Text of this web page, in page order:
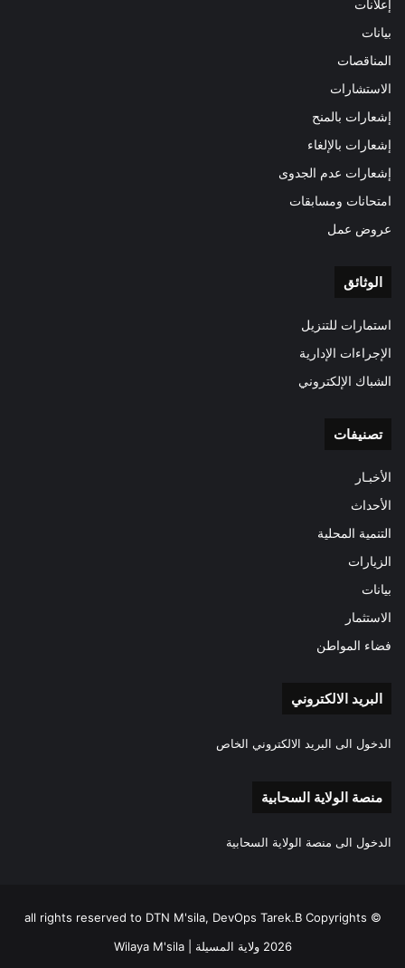
إعلانات
بيانات
المناقصات
الاستشارات
إشعارات بالمنح
إشعارات بالإلغاء
إشعارات عدم الجدوى
امتحانات ومسابقات
عروض عمل
الوثائق
استمارات للتنزيل
الإجراءات الإدارية
الشباك الإلكتروني
تصنيفات
الأخبـار
الأحداث
التنمية المحلية
الزيارات
بيانات
الاستثمار
فضاء المواطن
البريد الالكتروني
الدخول الى البريد الالكتروني الخاص
منصة الولاية السحابية
الدخول الى منصة الولاية السحابية
all rights reserved to DTN M'sila, DevOps Tarek.B Copyrights ©
2026 ولاية المسيلة | Wilaya M'sila